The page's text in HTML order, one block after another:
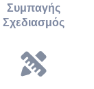
Συμπαγής
Σχεδιασμός